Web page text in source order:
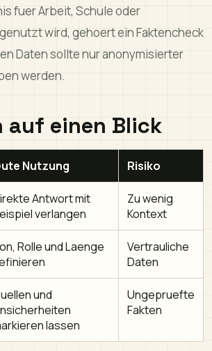
fuer Arbeit, Schule oder
wird, gehoert ein Faktencheck
Daten sollte nur anonymisierter
werden.
auf einen Blick
Nutzung Risiko
Antwort mit
verlangen
Zu wenig
Kontext
Rolle und Laenge
Vertrauliche
Daten
und
lassen
Ungepruefte
Fakten